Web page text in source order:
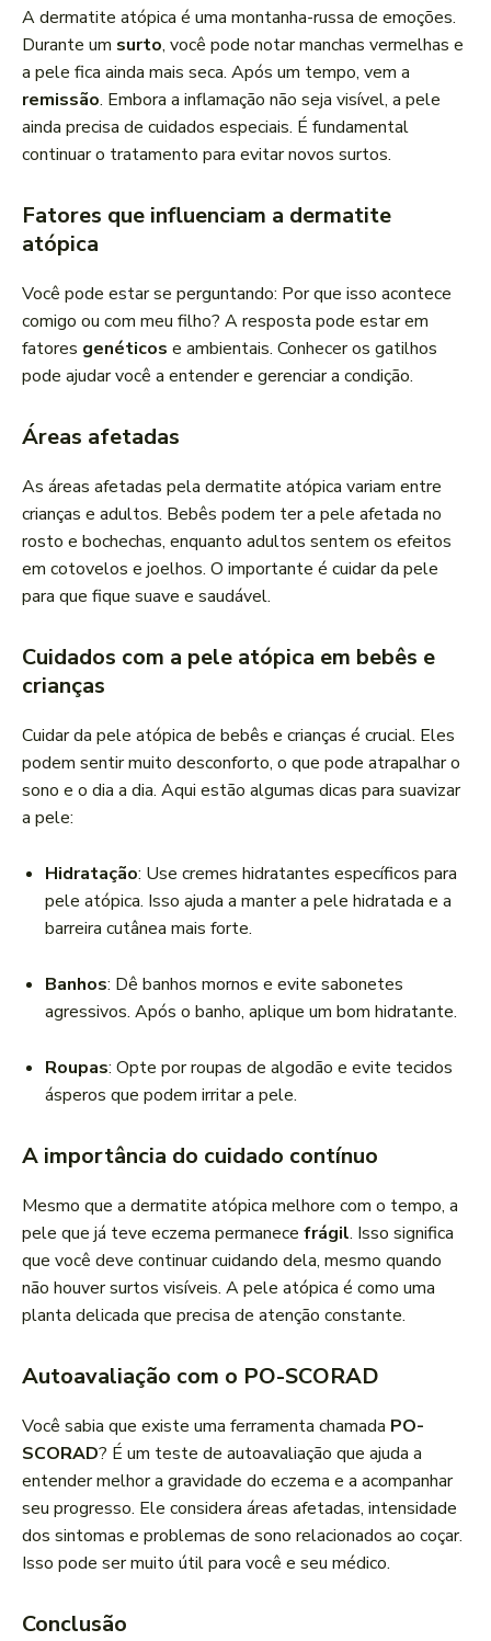
A dermatite atópica é uma montanha-russa de emoções.
Durante um surto, você pode notar manchas vermelhas e
a pele fica ainda mais seca. Após um tempo, vem a
remissão. Embora a inflamação não seja visível, a pele
ainda precisa de cuidados especiais. É fundamental
continuar o tratamento para evitar novos surtos.
Fatores que influenciam a dermatite
atópica
Você pode estar se perguntando: Por que isso acontece
comigo ou com meu filho? A resposta pode estar em
fatores genéticos e ambientais. Conhecer os gatilhos
pode ajudar você a entender e gerenciar a condição.
Áreas afetadas
As áreas afetadas pela dermatite atópica variam entre
crianças e adultos. Bebês podem ter a pele afetada no
rosto e bochechas, enquanto adultos sentem os efeitos
em cotovelos e joelhos. O importante é cuidar da pele
para que fique suave e saudável.
Cuidados com a pele atópica em bebês e
crianças
Cuidar da pele atópica de bebês e crianças é crucial. Eles
podem sentir muito desconforto, o que pode atrapalhar o
sono e o dia a dia. Aqui estão algumas dicas para suavizar
a pele:
Hidratação: Use cremes hidratantes específicos para
pele atópica. Isso ajuda a manter a pele hidratada e a
barreira cutânea mais forte.
Banhos: Dê banhos mornos e evite sabonetes
agressivos. Após o banho, aplique um bom hidratante.
Roupas: Opte por roupas de algodão e evite tecidos
ásperos que podem irritar a pele.
A importância do cuidado contínuo
Mesmo que a dermatite atópica melhore com o tempo, a
pele que já teve eczema permanece frágil. Isso significa
que você deve continuar cuidando dela, mesmo quando
não houver surtos visíveis. A pele atópica é como uma
planta delicada que precisa de atenção constante.
Autoavaliação com o PO-SCORAD
Você sabia que existe uma ferramenta chamada PO-
SCORAD? É um teste de autoavaliação que ajuda a
entender melhor a gravidade do eczema e a acompanhar
seu progresso. Ele considera áreas afetadas, intensidade
dos sintomas e problemas de sono relacionados ao coçar.
Isso pode ser muito útil para você e seu médico.
Conclusão